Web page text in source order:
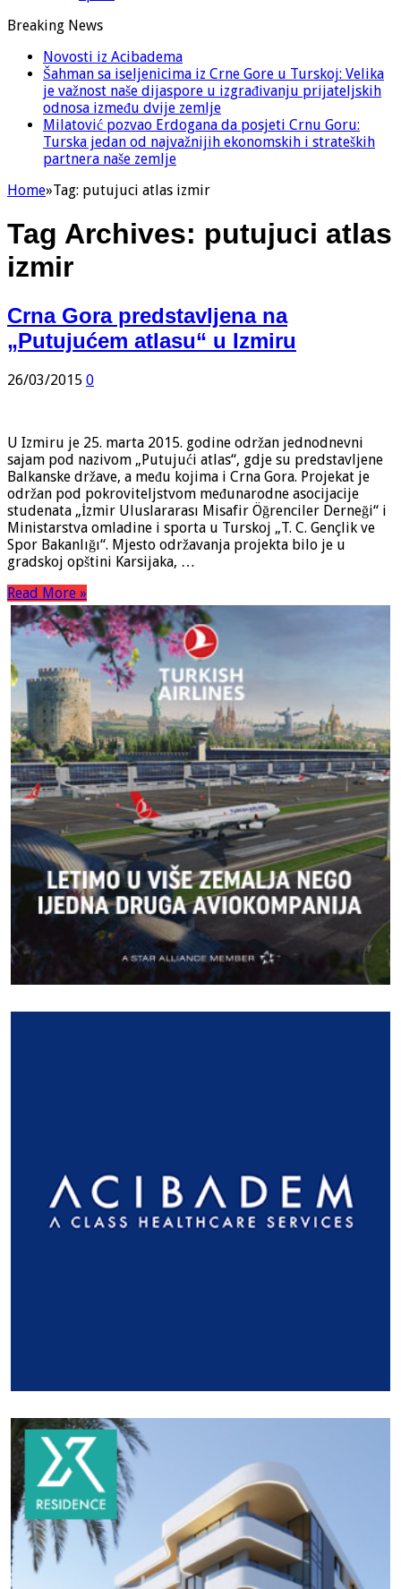
Breaking News
Novosti iz Acibadema
Šahman sa iseljenicima iz Crne Gore u Turskoj: Velika
je važnost naše dijaspore u izgrađivanju prijateljskih
odnosa između dvije zemlje
Milatović pozvao Erdogana da posjeti Crnu Goru:
Turska jedan od najvažnijih ekonomskih i strateških
partnera naše zemlje
Home»Tag: putujuci atlas izmir
Tag Archives: putujuci atlas
izmir
Crna Gora predstavljena na
„Putujućem atlasu“ u Izmiru
26/03/2015 0
U Izmiru je 25. marta 2015. godine održan jednodnevni
sajam pod nazivom „Putujući atlas“, gdje su predstavljene
Balkanske države, a među kojima i Crna Gora. Projekat je
održan pod pokroviteljstvom međunarodne asocijacije
studenata „İzmir Uluslararası Misafir Öğrenciler Derneği“ i
Ministarstva omladine i sporta u Turskoj „T. C. Gençlik ve
Spor Bakanlığı“. Mjesto održavanja projekta bilo je u
gradskoj opštini Karsijaka, …
Read More »